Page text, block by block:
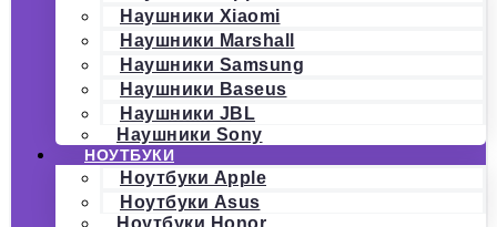
Наушники Xiaomi
Наушники Marshall
Наушники Samsung
Наушники Baseus
Наушники JBL
Наушники Sony
НОУТБУКИ
Ноутбуки Apple
Ноутбуки Asus